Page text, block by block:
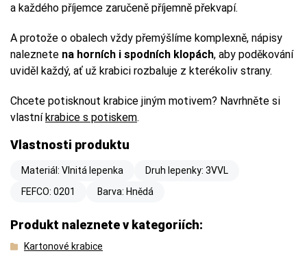
a každého příjemce zaručeně příjemně překvapí.
A protože o obalech vždy přemýšlíme komplexně, nápisy
naleznete na horních i spodních klopách, aby poděkování
uviděl každý, ať už krabici rozbaluje z kterékoliv strany.
Chcete potisknout krabice jiným motivem? Navrhněte si
vlastníkrabice s potiskem.
Vlastnosti produktu
Materiál: Vlnitá lepenka
Druh lepenky: 3VVL
FEFCO: 0201
Barva: Hnědá
Produkt naleznete v kategoriích:
Kartonové krabice